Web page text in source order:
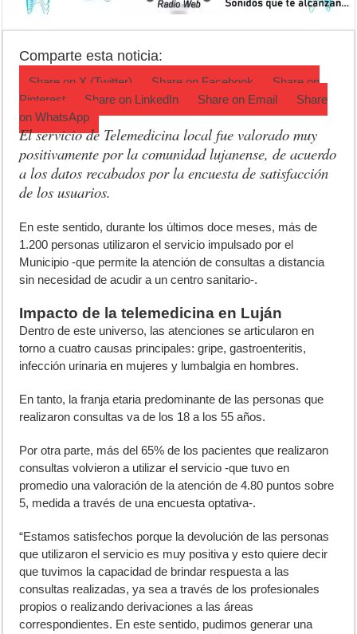
Jubilación en Argentina: qué requisitos exige ANSES para acceder al
Cédulas de identidad: residentes uruguayos avanzan con su
Comparte esta noticia:
Share on X (Twitter) Share on Facebook
Share on
Pinterest
Share on LinkedIn Share on Email
Share
onWhatsApp
El servicio de Telemedicina local fue valorado muy
positivamente por la comunidad lujanense, de acuerdo
a los datos recabados por la encuesta de satisfacción
de los usuarios.
En este sentido, durante los últimos doce meses, más de
1.200 personas utilizaron el servicio impulsado por el
Municipio -que permite la atención de consultas a distancia
sin necesidad de acudir a un centro sanitario-.
Impacto de la telemedicina en Luján
Dentro de este universo, las atenciones se articularon en
torno a cuatro causas principales: gripe, gastroenteritis,
infección urinaria en mujeres y lumbalgia en hombres.
En tanto, la franja etaria predominante de las personas que
realizaron consultas va de los 18 a los 55 años.
Por otra parte, más del 65% de los pacientes que realizaron
consultas volvieron a utilizar el servicio -que tuvo en
promedio una valoración de la atención de 4.80 puntos sobre
5, medida a través de una encuesta optativa-.
“Estamos satisfechos porque la devolución de las personas
que utilizaron el servicio es muy positiva y esto quiere decir
que tuvimos la capacidad de brindar respuesta a las
consultas realizadas, ya sea a través de los profesionales
propios o realizando derivaciones a las áreas
correspondientes. En este sentido, pudimos generar una